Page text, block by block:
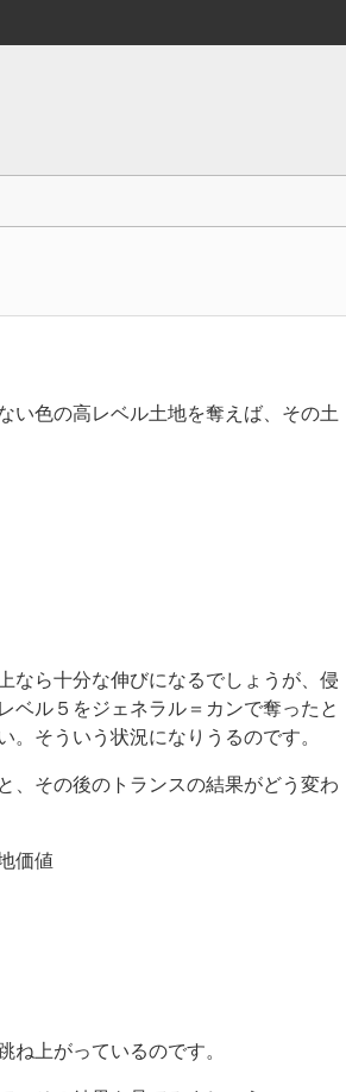
い色の高レベル土地を奪えば、その土
なら十分な伸びになるでしょうが、侵
ベル５をジェネラル＝カンで奪ったと
そういう状況になりうるのです。
、その後のトランスの結果がどう変わ
価値
ね上がっているのです。